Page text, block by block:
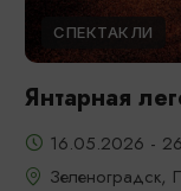
СПЕКТАКЛИ
Янтарная
16.05.2026 -
Зеленоградск,